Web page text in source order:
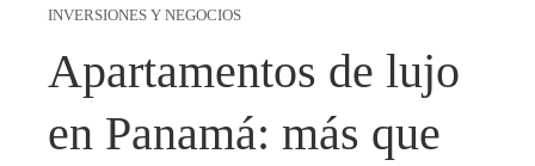
INVERSIONES Y NEGOCIOS
Apartamentos de lujo
en Panamá: más que